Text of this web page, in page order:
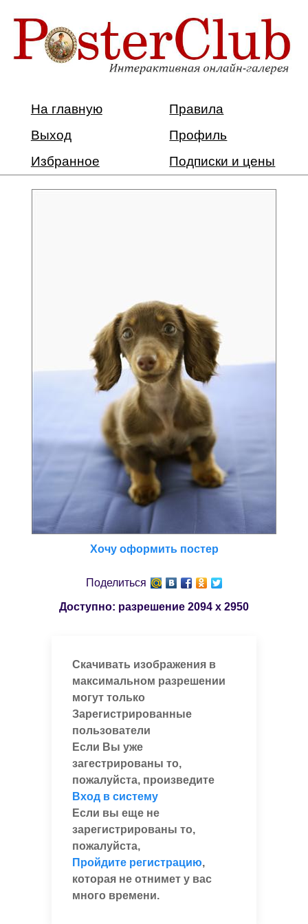
На главную
Правила
Выход
Профиль
Избранное
Подписки и цены
Хочу оформить постер
Поделиться
Доступно: разрешение 2094 x 2950
Скачивать изображения в
максимальном разрешении
могут только
Зарегистрированные
пользователи
Если Вы уже
загестрированы то,
пожалуйста, произведите
Вход в систему
Если вы еще не
зарегистрированы то,
пожалуйста,
Пройдите регистрацию,
которая не отнимет у вас
много времени.